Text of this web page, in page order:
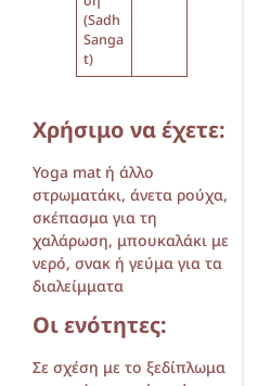
(Sadh
Sanga
t)
Χρήσιμο να έχετε:
Yoga mat ή άλλο
στρωματάκι, άνετα ρούχα,
σκέπασμα για τη
χαλάρωση, μπουκαλάκι με
νερό, σνακ ή γεύμα για τα
διαλείμματα
Οι ενότητες:
Σε σχέση με το ξεδίπλωμα